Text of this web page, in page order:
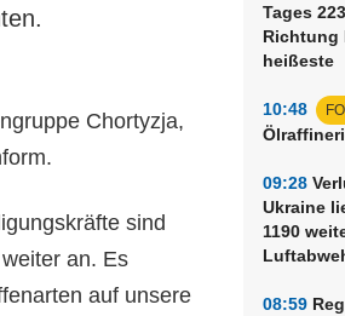
Tages
Richtung
heißeste
10:48
09:28
Ukraine
1190
08:59
Chortyzja,
sind
an. Es
auf unsere